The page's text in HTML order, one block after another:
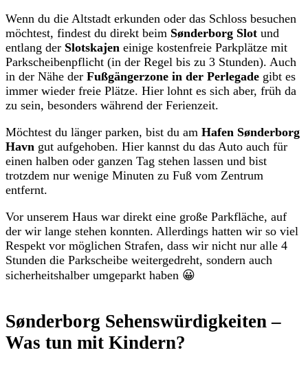
Wenn du die Altstadt erkunden oder das Schloss besuchen
möchtest, findest du direkt beim Sønderborg Slot und
entlang der Slotskajen einige kostenfreie Parkplätze mit
Parkscheibenpflicht (in der Regel bis zu 3 Stunden). Auch
in der Nähe der Fußgängerzone in der Perlegade gibt es
immer wieder freie Plätze. Hier lohnt es sich aber, früh da
zu sein, besonders während der Ferienzeit.
Möchtest du länger parken, bist du am Hafen Sønderborg
Havn gut aufgehoben. Hier kannst du das Auto auch für
einen halben oder ganzen Tag stehen lassen und bist
trotzdem nur wenige Minuten zu Fuß vom Zentrum
entfernt.
Vor unserem Haus war direkt eine große Parkfläche, auf
der wir lange stehen konnten. Allerdings hatten wir so viel
Respekt vor möglichen Strafen, dass wir nicht nur alle 4
Stunden die Parkscheibe weitergedreht, sondern auch
sicherheitshalber umgeparkt haben 😀
Sønderborg Sehenswürdigkeiten –
Was tun mit Kindern?